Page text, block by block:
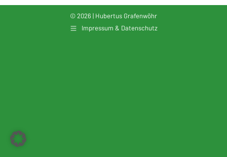
© 2026 | Hubertus Grafenwöhr
Impressum & Datenschutz